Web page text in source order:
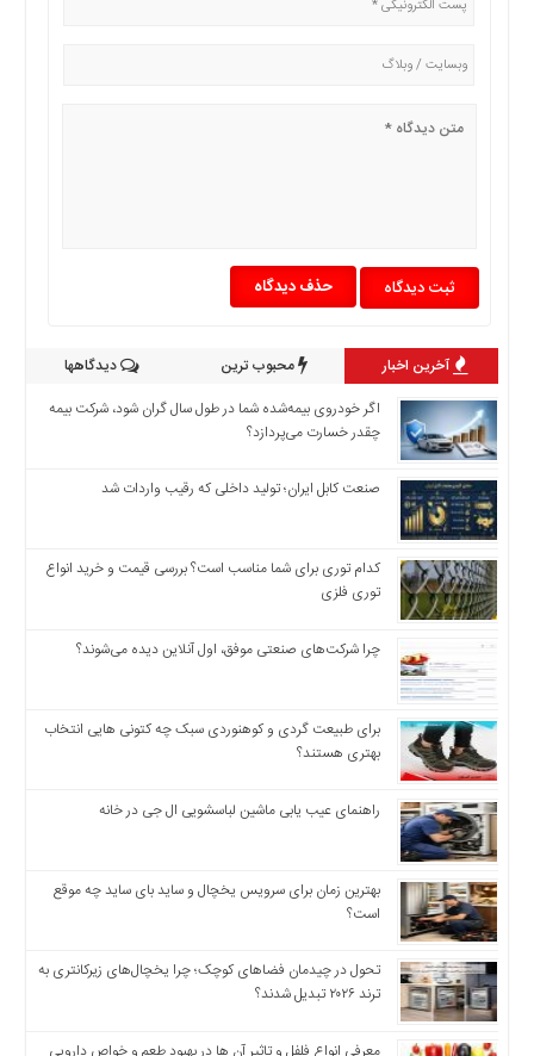
اقتصادی
دسترسی
اصلی
اخبار
اقتصادی
اخبار
ایران
اخبار
المللی
اخبار
جدید
اخبار
حوادث
اخبار
سیاسی
فرهنگی
اخبار
سایت
برگه
نمونه
حذف دیدگاه
آخرین اخبار محبوب ترین
دیدگاهها
اگر خودروی بیمه‌شده شما در طول سال گران شود، شرکت بیمه
چقدر خسارت می‌پردازد؟
صنعت کابل ایران؛ تولید داخلی که رقیب واردات شد
کدام توری برای شما مناسب است؟ بررسی قیمت و خرید انواع
توری فلزی
چرا شرکت‌های صنعتی موفق، اول آنلاین دیده می‌شوند؟
برای طبیعت گردی و کوهنوردی سبک چه کتونی هایی انتخاب
بهتری هستند؟
راهنمای عیب یابی ماشین لباسشویی ال جی در خانه
بهترین زمان برای سرویس یخچال و ساید بای ساید چه موقع
است؟
تحول در چیدمان فضاهای کوچک؛ چرا یخچال‌های زیرکانتری به
ترند ۲۰۲۶ تبدیل شدند؟
معرفی انواع فلفل و تاثیر آن ‌ها در بهبود طعم و خواص دارویی